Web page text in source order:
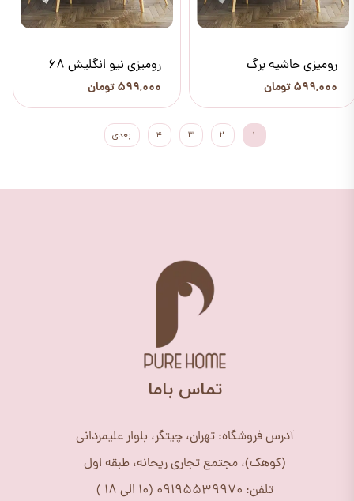
رومیزی حاشیه برگ
۵۹۹,۰۰۰ تومان
رومیزی نیو انگلیش 68
۵۹۹,۰۰۰ تومان
۱ ۲ ۳ ۴ بعدی
​تماس باما
آدرس فروشگاه: تهران، چیتگر، بلوار علیمردانی
(کوهک)، مجتمع تجاری ریحانه، طبقه اول
تلفن: 09195539970 (10 الی 18 )